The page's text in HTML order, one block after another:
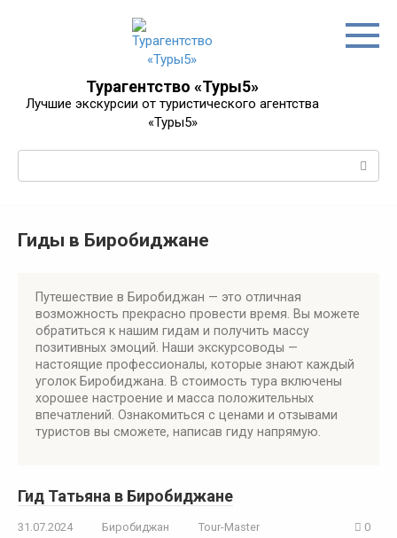
Турагентство «Туры5»
Лучшие экскурсии от туристического агентства
«Туры5»
Гиды в Биробиджане
Путешествие в Биробиджан — это отличная
возможность прекрасно провести время. Вы можете
обратиться к нашим гидам и получить массу
позитивных эмоций. Наши экскурсоводы —
настоящие профессионалы, которые знают каждый
уголок Биробиджана. В стоимость тура включены
хорошее настроение и масса положительных
впечатлений. Ознакомиться с ценами и отзывами
туристов вы сможете, написав гиду напрямую.
Гид Татьяна в Биробиджане
31.07.2024 Биробиджан Tour-Master 0